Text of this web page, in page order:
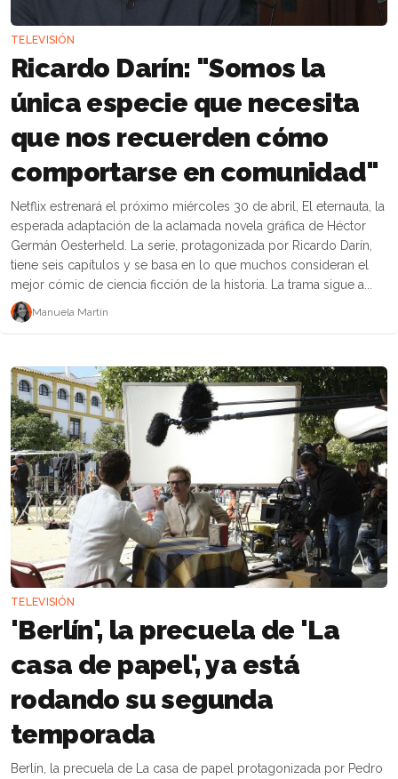
TELEVISIÓN
Ricardo Darín: "Somos la
única especie que necesita
que nos recuerden cómo
comportarse en comunidad"
Netflix estrenará el próximo miércoles 30 de abril, El eternauta, la
esperada adaptación de la aclamada novela gráfica de Héctor
Germán Oesterheld. La serie, protagonizada por Ricardo Darín,
tiene seis capítulos y se basa en lo que muchos consideran el
mejor cómic de ciencia ficción de la historia. La trama sigue a...
Manuela Martín
TELEVISIÓN
'Berlín', la precuela de 'La
casa de papel', ya está
rodando su segunda
temporada
Berlín, la precuela de La casa de papel protagonizada por Pedro